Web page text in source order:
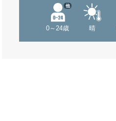
0～24歳
他
晴